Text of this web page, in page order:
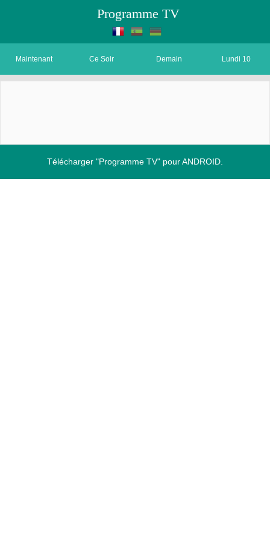
Programme TV
Maintenant Ce Soir Demain Lundi 10
Télécharger "Programme TV" pour ANDROID.